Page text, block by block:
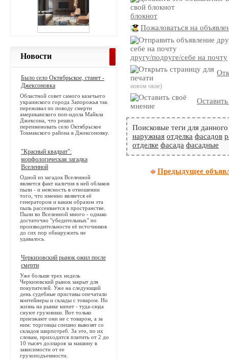
блокнот
Пожаловаться на
другу/подруге/себе на почту
новом окне)
Поисковые теги для
наружная отделка фасадов
отделке фасада фасадные
Предыдущее
Новости
Было село Октябрьское, станет -
Джексоновка
Областной совет самого казачьего
украинского города Запорожья так
переживал по поводу смерти
американского поп-идола Майкла
Джексона, что решил
переименовать село Октябрьское
Токмакского района в Джексоновку.
"Красный квадрат":
морфологическая загадка
Вселенной
Одной из загадок Вселенной
является факт наличия в ней облаков
пыли - и неясность в отношении
того, что именно является её
генератором и каким образом эта
пыль рассеивается в пространстве.
Пыли во Вселенной много - однако
достаточно "убедительных" по
производительности её источников
до сих пор обнаружить не
удавалось.
Черкизовский рынок ожил после
смерти
Уже больше трех недель
Черкизовский рынок закрыт для
покупателей. Уже на следующий
день судебные приставы опечатали
контейнеры и склады с товаром. Но
жизнь на рынке кипит - туда-сюда
снуют грузовики. Вот только
приезжают они не с товаром, а за
ним: торговцы спешно вывозят со
складов ширпотреб. За это, по их
словам, приходится платить от 2 до
10 тысяч долларов за машину в
зависимости от ее
грузоподъемности.